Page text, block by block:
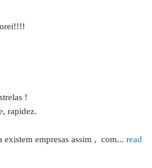
!
rapidez.
empresas assim ,  com... read